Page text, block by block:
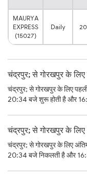
MAURYA
EXPRESS
(15027)
Daily
चंद्रपुर; से गोरखपुर के लिए
चंद्रपुर; से गोरखपुर के लिए
20:34 बजे शुरू होती है और
चंद्रपुर; से गोरखपुर के
चंद्रपुर; से गोरखपुर के लिए
20:34 बजे निकलती है और